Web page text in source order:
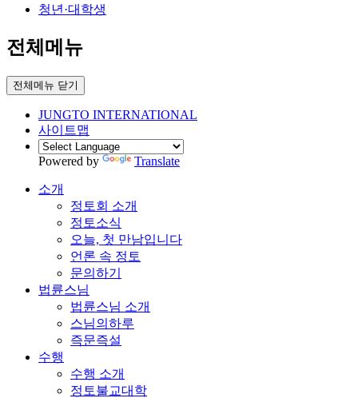
청년·대학생
전체메뉴
전체메뉴 닫기
JUNGTO INTERNATIONAL
사이트맵
Powered by Translate
소개
정토회 소개
정토소식
오늘, 첫 만남입니다
언론 속 정토
문의하기
법륜스님
법륜스님 소개
스님의하루
즉문즉설
수행
수행 소개
정토불교대학